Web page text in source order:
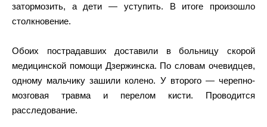
затормозить, а дети — уступить. В итоге произошло
столкновение.
Обоих пострадавших доставили в больницу скорой
медицинской помощи Дзержинска. По словам очевидцев,
одному мальчику зашили колено. У второго — черепно-
мозговая травма и перелом кисти. Проводится
расследование.